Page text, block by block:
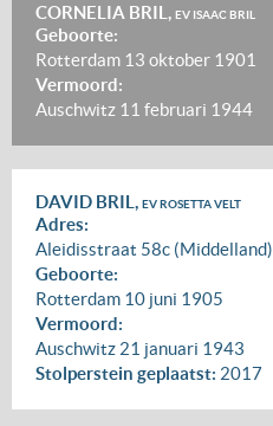
CORNELIA BRIL, EV ISAAC BRIL
Geboorte:
Rotterdam 13 oktober 1901
Vermoord:
Auschwitz 11 februari 1944
DAVID BRIL, EV ROSETTA VELT
Adres:
Aleidisstraat 58c (Middelland)
Geboorte:
Rotterdam 10 juni 1905
Vermoord:
Auschwitz 21 januari 1943
Stolperstein geplaatst: 2017